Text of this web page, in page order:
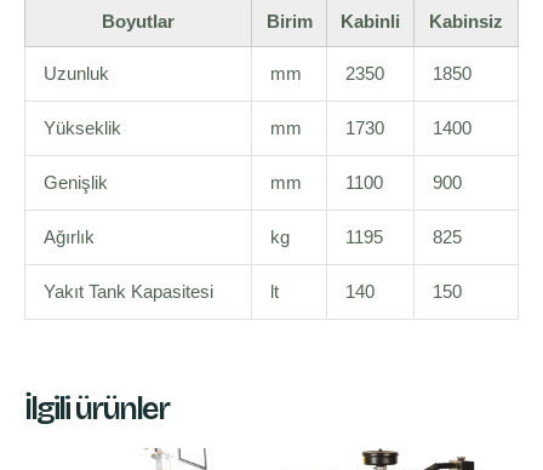
Boyutlar Birim Kabinli Kabinsiz
Uzunluk mm 2350 1850
Yükseklik mm 1730 1400
Genişlik mm 1100 900
Ağırlık kg 1195 825
Yakıt Tank Kapasitesi lt 140 150
İlgili ürünler